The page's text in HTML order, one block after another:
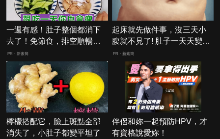
一週有感！肚子整個都消下
去了！免節食，排空順暢就
夠
PR・新素簡
起床就先做件事，沒三天小
腹就不見了! 肚子一天天變
小！
PR・新素簡
檸檬搭配它，臉上斑點全部
消失了，小肚子都變平坦了
伴侶和妳一起預防HPV，才
有資格說愛妳！